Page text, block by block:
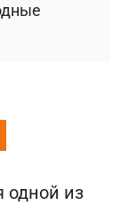
одной из